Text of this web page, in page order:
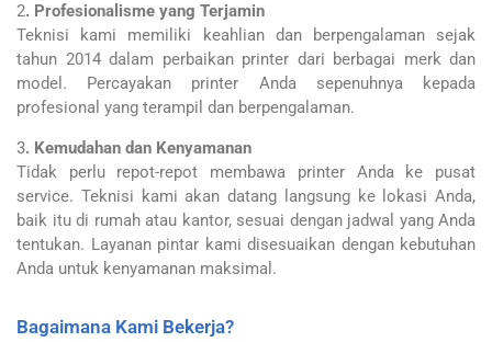
2. Profesionalisme yang Terjamin
Teknisi kami memiliki keahlian dan berpengalaman sejak
tahun 2014 dalam perbaikan printer dari berbagai merk dan
model. Percayakan printer Anda sepenuhnya kepada
profesional yang terampil dan berpengalaman.
3. Kemudahan dan Kenyamanan
Tidak perlu repot-repot membawa printer Anda ke pusat
service. Teknisi kami akan datang langsung ke lokasi Anda,
baik itu di rumah atau kantor, sesuai dengan jadwal yang Anda
tentukan. Layanan pintar kami disesuaikan dengan kebutuhan
Anda untuk kenyamanan maksimal.
Bagaimana Kami Bekerja?